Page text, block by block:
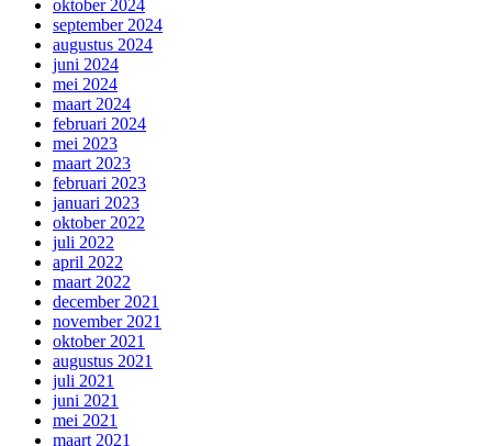
oktober 2024
september 2024
augustus 2024
juni 2024
mei 2024
maart 2024
februari 2024
mei 2023
maart 2023
februari 2023
januari 2023
oktober 2022
juli 2022
april 2022
maart 2022
december 2021
november 2021
oktober 2021
augustus 2021
juli 2021
juni 2021
mei 2021
maart 2021